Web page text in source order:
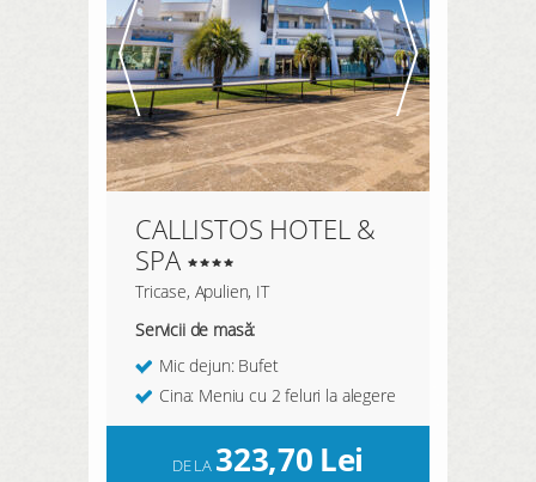
CALLISTOS HOTEL &
SPA
Tricase, Apulien, IT
Servicii de masă:
Mic dejun: Bufet
Cina: Meniu cu 2 feluri la alegere
DE LA 323,70 Lei